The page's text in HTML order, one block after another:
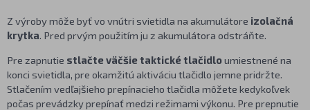
Z výroby môže byť vo vnútri svietidla na akumulátore izolačná
krytka. Pred prvým použitím ju z akumulátora odstráňte.
Pre zapnutie stlačte väčšie taktické tlačidloumiestnené na
konci svietidla, pre okamžitú aktiváciu tlačidlo jemne pridržte.
Stlačením vedľajšieho prepínacieho tlačidla môžete kedykoľvek
počas prevádzky prepínať medzi režimami výkonu. Pre prepnutie